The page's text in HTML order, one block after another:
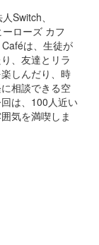
Switch、
ローズ カフ
は、生徒が
、友達とリラ
しんだり、時
相談できる空
は、100人近い
気を満喫しま